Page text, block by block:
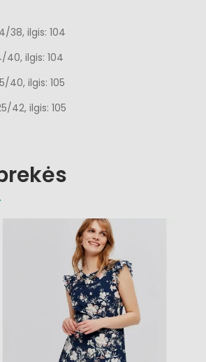
38, ilgis: 104
40, ilgis: 104
40, ilgis: 105
42, ilgis: 105